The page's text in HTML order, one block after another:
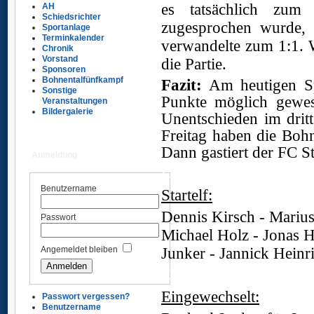
AH
Schiedsrichter
Sportanlage
Terminkalender
Chronik
Vorstand
Sponsoren
Bohnentalfünfkampf
Sonstige
Veranstaltungen
Bildergalerie
Benutzername
Passwort
Angemeldet bleiben
Passwort vergessen?
Benutzername
es tatsächlich
zugesprochen
verwandelte zum 1:1.
die Partie.
Fazit: Am heutigen
Punkte möglich
Unentschieden im
Freitag haben die
Dann gastiert der FC
Ü
Startelf:
Dennis Kirsch -
Michael Holz - Jonas
Junker - Jannick
Ü
Eingewechselt: